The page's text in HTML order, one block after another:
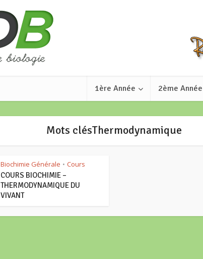
1ère Année 2ème Année
Mots clésThermodynamique
Biochimie Générale • Cours
COURS BIOCHIMIE –
THERMODYNAMIQUE DU
VIVANT